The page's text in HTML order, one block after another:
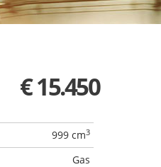
€ 15.450
999 cm3
Gas